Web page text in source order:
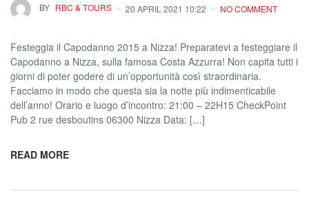
BY RBC & TOURS 20 APRIL 2021 10:22 NO COMMENT
Festeggia il Capodanno 2015 a Nizza! Preparatevi a festeggiare il
Capodanno a Nizza, sulla famosa Costa Azzurra! Non capita tutti i
giorni di poter godere di un’opportunità così straordinaria.
Facciamo in modo che questa sia la notte più indimenticabile
dell’anno! Orario e luogo d’incontro: 21:00 – 22H15 CheckPoint
Pub 2 rue desboutins 06300 Nizza Data: […]
READ MORE